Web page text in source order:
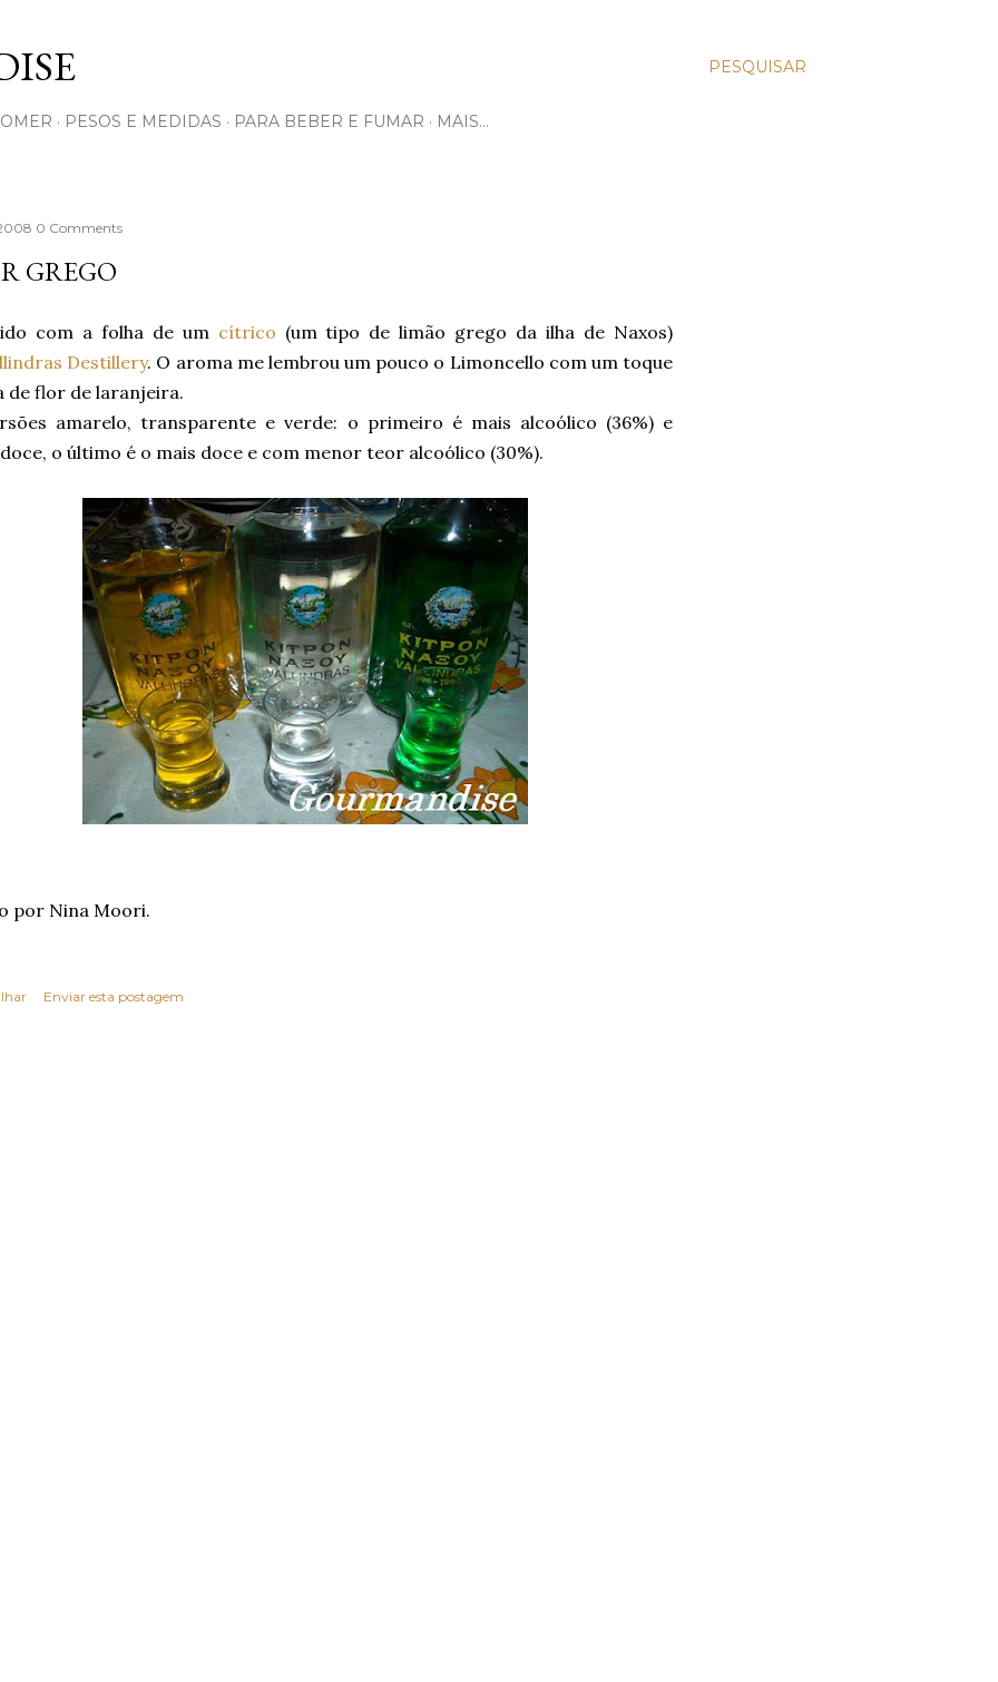
PESQUISAR
PESOS E MEDIDAS PARA BEBER E FUMAR MAIS…
0 Comments
GREGO
com a folha de um cítrico (um tipo de limão grego da ilha de Naxos)
Destillery. O aroma me lembrou um pouco o Limoncello com um toque
de flor de laranjeira.
amarelo, transparente e verde: o primeiro é mais alcoólico (36%) e
o último é o mais doce e com menor teor alcoólico (30%).
por Nina Moori.
Enviar esta postagem